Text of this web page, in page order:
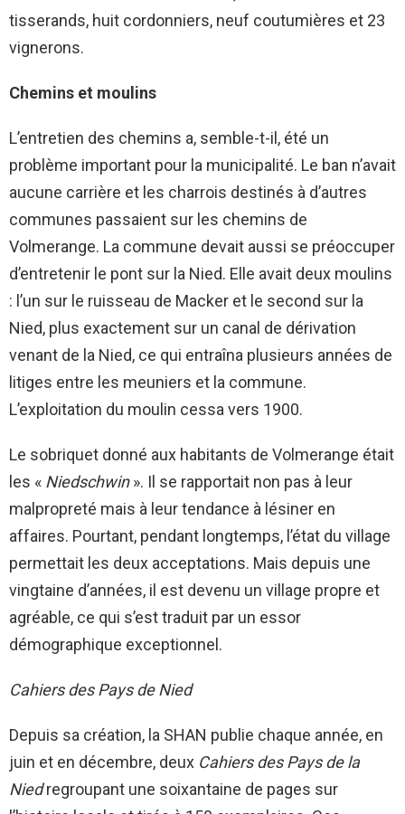
tisserands, huit cordonniers, neuf coutumières et 23
vignerons.
Chemins et moulins
L’entretien des chemins a, semble-t-il, été un
problème important pour la municipalité. Le ban n’avait
aucune carrière et les charrois destinés à d’autres
communes passaient sur les chemins de
Volmerange. La commune devait aussi se préoccuper
d’entretenir le pont sur la Nied. Elle avait deux moulins
: l’un sur le ruisseau de Macker et le second sur la
Nied, plus exactement sur un canal de dérivation
venant de la Nied, ce qui entraîna plusieurs années de
litiges entre les meuniers et la commune.
L’exploitation du moulin cessa vers 1900.
Le sobriquet donné aux habitants de Volmerange était
les « Niedschwin». Il se rapportait non pas à leur
malpropreté mais à leur tendance à lésiner en
affaires. Pourtant, pendant longtemps, l’état du village
permettait les deux acceptations. Mais depuis une
vingtaine d’années, il est devenu un village propre et
agréable, ce qui s’est traduit par un essor
démographique exceptionnel.
Cahiers des Pays de Nied
Depuis sa création, la SHAN publie chaque année, en
juin et en décembre, deux Cahiers des Pays de la
Niedregroupant une soixantaine de pages sur